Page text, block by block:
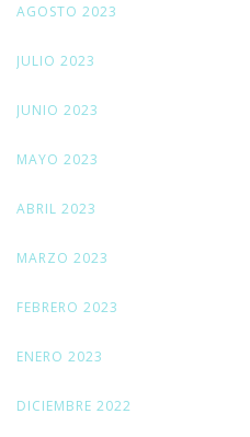
AGOSTO 2023
JULIO 2023
JUNIO 2023
MAYO 2023
ABRIL 2023
MARZO 2023
FEBRERO 2023
ENERO 2023
DICIEMBRE 2022